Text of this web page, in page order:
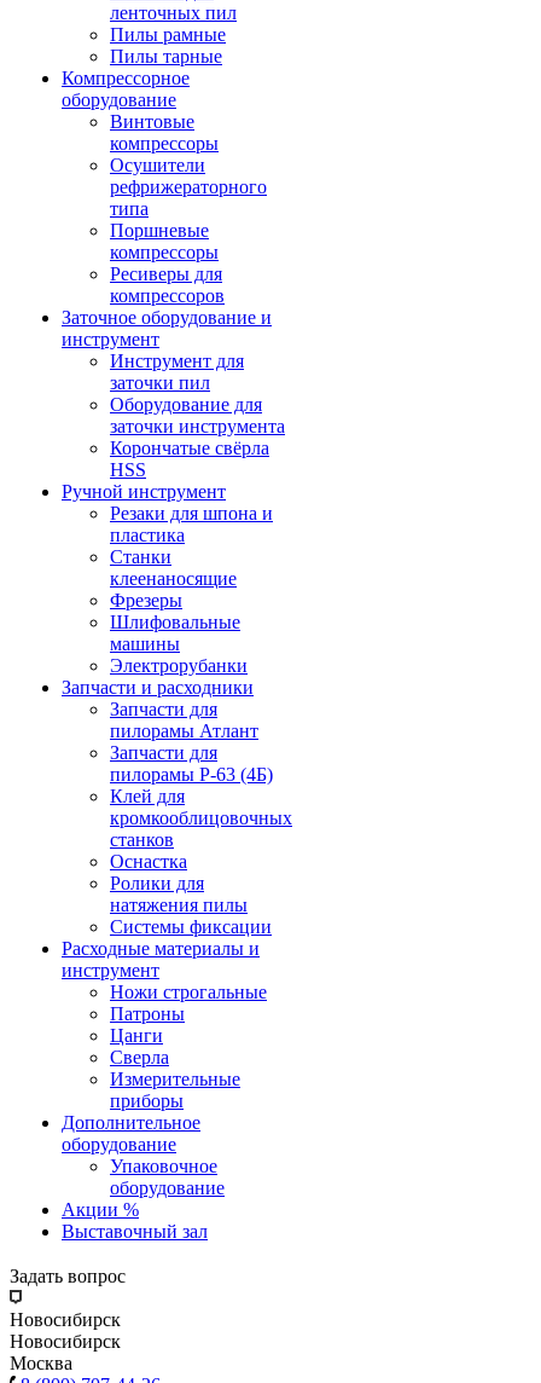
ленточных пил
Пилы рамные
Пилы тарные
Компрессорное
оборудование
Винтовые
компрессоры
Осушители
рефрижераторного
типа
Поршневые
компрессоры
Ресиверы для
компрессоров
Заточное оборудование и
инструмент
Инструмент для
заточки пил
Оборудование для
заточки инструмента
Корончатые свёрла
HSS
Ручной инструмент
Резаки для шпона и
пластика
Станки
клеенаносящие
Фрезеры
Шлифовальные
машины
Электрорубанки
Запчасти и расходники
Запчасти для
пилорамы Атлант
Запчасти для
пилорамы Р-63 (4Б)
Клей для
кромкооблицовочных
станков
Оснастка
Ролики для
натяжения пилы
Системы фиксации
Расходные материалы и
инструмент
Ножи строгальные
Патроны
Цанги
Сверла
Измерительные
приборы
Дополнительное
оборудование
Упаковочное
оборудование
Акции %
Выставочный зал
Задать вопрос
Новосибирск
Новосибирск
Москва